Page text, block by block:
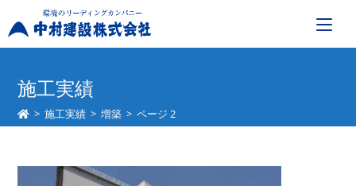
施工実績
> 施工実績 > 増築 > ページ 2